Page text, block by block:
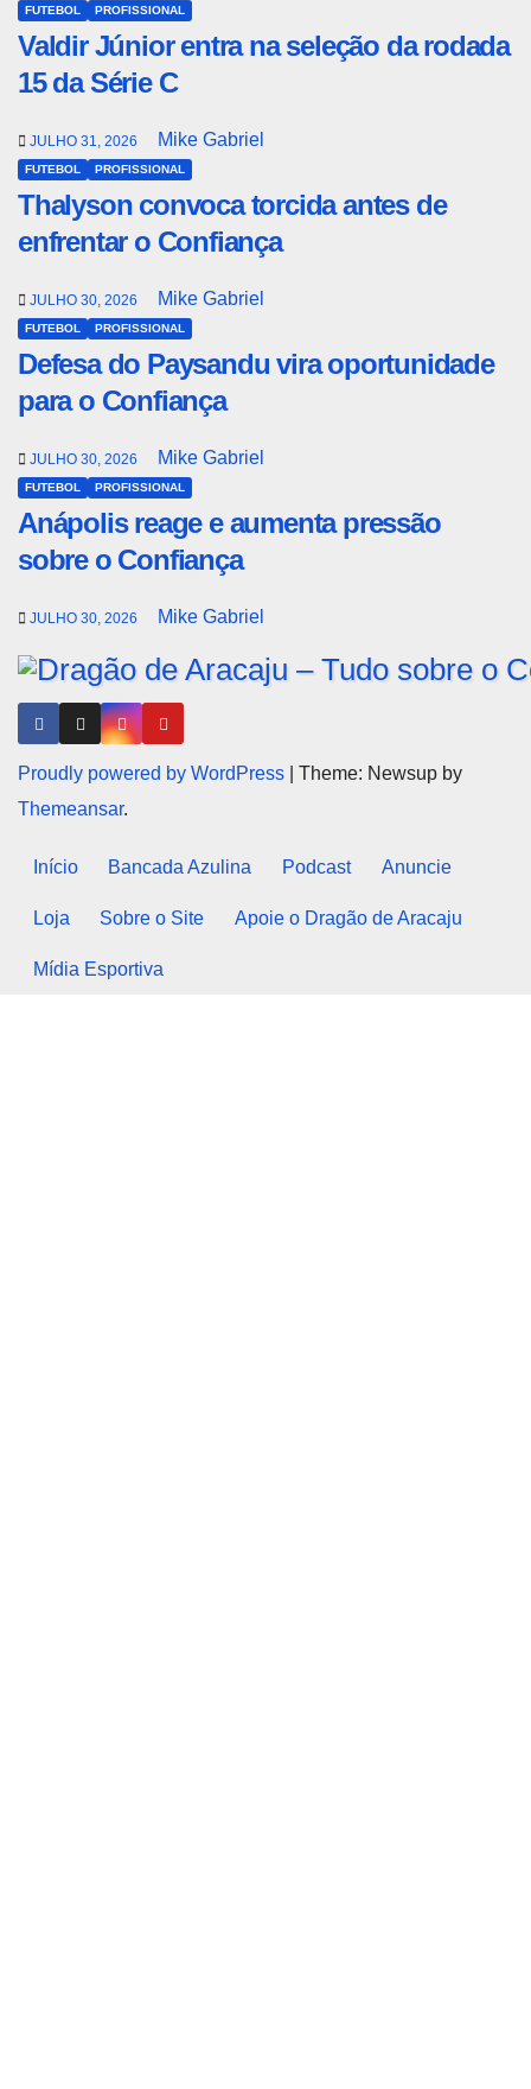
FUTEBOL PROFISSIONAL
Valdir Júnior entra na seleção da rodada
15 da Série C
JULHO 31, 2026 Mike Gabriel
FUTEBOL PROFISSIONAL
Thalyson convoca torcida antes de
enfrentar o Confiança
JULHO 30, 2026 Mike Gabriel
FUTEBOL PROFISSIONAL
Defesa do Paysandu vira oportunidade
para o Confiança
JULHO 30, 2026 Mike Gabriel
FUTEBOL PROFISSIONAL
Anápolis reage e aumenta pressão
sobre o Confiança
JULHO 30, 2026 Mike Gabriel
Proudly powered by WordPress
Theme: Newsup by
Themeansar.
Início Bancada Azulina Podcast Anuncie
Loja Sobre o Site Apoie o Dragão de Aracaju
Mídia Esportiva